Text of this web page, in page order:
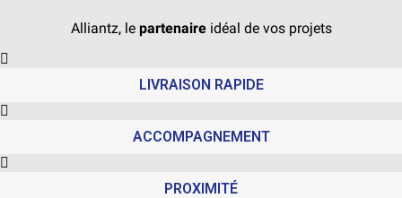
Alliantz, le partenaireidéal de vos projets
LIVRAISON RAPIDE
ACCOMPAGNEMENT
PROXIMITÉ